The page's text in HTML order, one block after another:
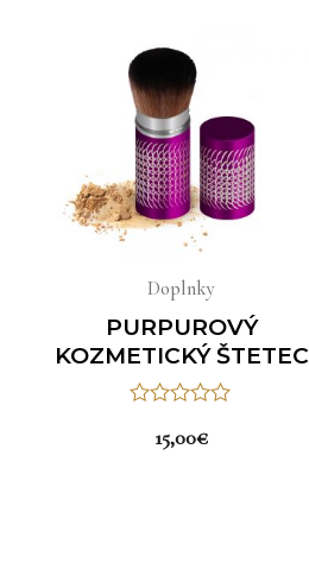
Doplnky
PURPUROVÝ
KOZMETICKÝ ŠTETEC
Hodnotenie
15,00€